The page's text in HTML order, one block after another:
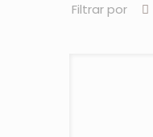
Filtrar por